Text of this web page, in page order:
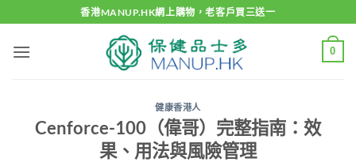
to
content
香港MANUP.HK網上購物，老客戶買三送一
0
健康香港人
Cenforce-100（偉哥）完整指南：效
果、用法與風險管理